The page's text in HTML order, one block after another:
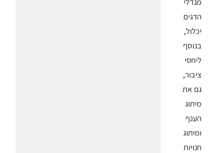
הדגים
יכלול,
בנוסף
ליחסי
ציבור,
גם את
מיתוג
הענף
ומיתוג
חנויות